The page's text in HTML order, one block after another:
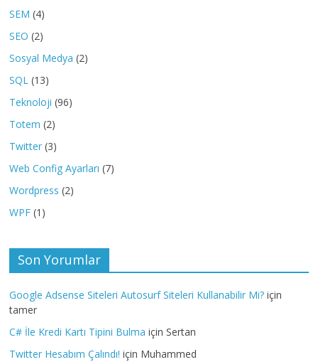
SEM (4)
SEO (2)
Sosyal Medya (2)
SQL (13)
Teknoloji (96)
Totem (2)
Twitter (3)
Web Config Ayarları (7)
Wordpress (2)
WPF (1)
Son Yorumlar
Google Adsense Siteleri Autosurf Siteleri Kullanabilir Mi? için
tamer
C# İle Kredi Kartı Tipini Bulma içinSertan
Twitter Hesabım Çalındı! için Muhammed